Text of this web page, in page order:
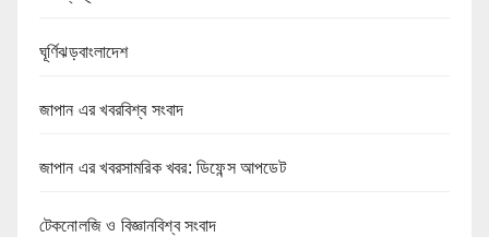
ঘূর্ণিঝড়বাংলাদেশ
জাপান এর খবরবিশ্ব সংবাদ
জাপান এর খবরসামরিক খবর: ডিফেন্স আপডেট
টেকনোলজি ও বিজ্ঞানবিশ্ব সংবাদ